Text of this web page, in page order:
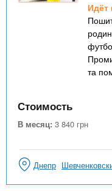
Идёт
та
Стоимость
В месяц: 3 840 грн
Днепр